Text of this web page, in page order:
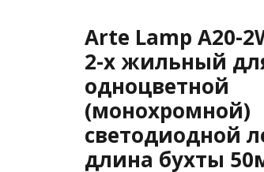
Arte Lamp A20-
2-х жильный
одноцветной
(монохромной)
светодиодной
длина бухты